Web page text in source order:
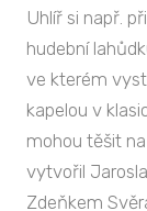
Uhlíř si např.
hudební
ve kterém
kapelou v
mohou těšit
vytvořil
Zdeňkem